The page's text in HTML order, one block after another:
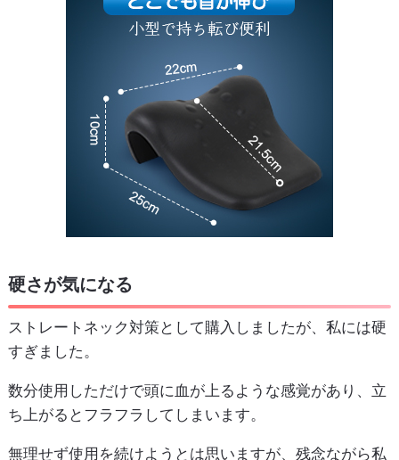
硬さが気になる
ストレートネック対策として購入しましたが、私には硬
すぎました。
数分使用しただけで頭に血が上るような感覚があり、立
ち上がるとフラフラしてしまいます。
無理せず使用を続けようとは思いますが、残念ながら私